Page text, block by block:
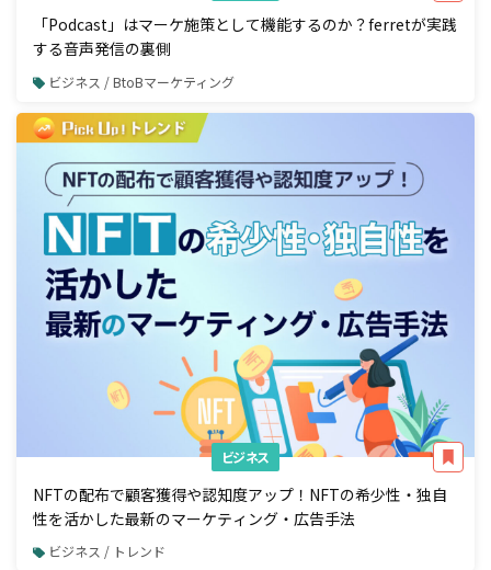
「Podcast」はマーケ施策として機能するのか？ferretが実践
する音声発信の裏側
ビジネス / BtoBマーケティング
ビジネス
NFTの配布で顧客獲得や認知度アップ！NFTの希少性・独自
性を活かした最新のマーケティング・広告手法
ビジネス / トレンド